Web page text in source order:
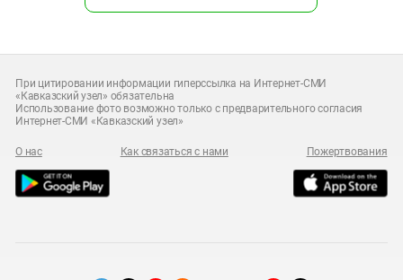
При цитировании информации гиперссылка на Интернет-СМИ
«Кавказский узел» обязательна
Использование фото возможно только с предварительного согласия
Интернет-СМИ «Кавказский узел»
О нас Как связаться с нами Пожертвования